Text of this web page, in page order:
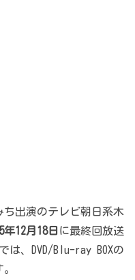
出演のテレビ朝日系木
年12月18日 に最終回放送
は、DVD/Blu-ray BOXの